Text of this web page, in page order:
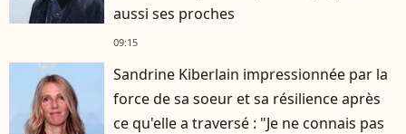
aussi ses proches
09:15
Sandrine Kiberlain impressionnée par la
force de sa soeur et sa résilience après
ce qu'elle a traversé : "Je ne connais pas